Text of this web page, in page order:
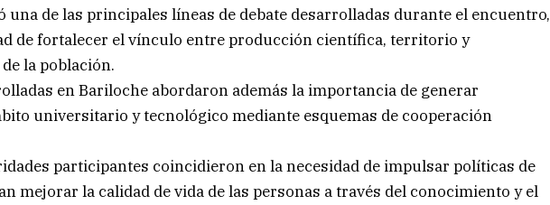
una de las principales líneas de debate desarrolladas durante el encuentro,
de fortalecer el vínculo entre producción científica, territorio y
la población.
en Bariloche abordaron además la importancia de generar
universitario y tecnológico mediante esquemas de cooperación
participantes coincidieron en la necesidad de impulsar políticas de
mejorar la calidad de vida de las personas a través del conocimiento y el